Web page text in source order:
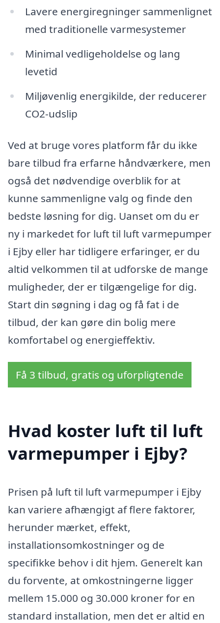
Lavere energiregninger sammenlignet
med traditionelle varmesystemer
Minimal vedligeholdelse og lang
levetid
Miljøvenlig energikilde, der reducerer
CO2-udslip
Ved at bruge vores platform får du ikke
bare tilbud fra erfarne håndværkere, men
også det nødvendige overblik for at
kunne sammenligne valg og finde den
bedste løsning for dig. Uanset om du er
ny i markedet for luft til luft varmepumper
i Ejby eller har tidligere erfaringer, er du
altid velkommen til at udforske de mange
muligheder, der er tilgængelige for dig.
Start din søgning i dag og få fat i de
tilbud, der kan gøre din bolig mere
komfortabel og energieffektiv.
Få 3 tilbud, gratis og uforpligtende
Hvad koster luft til luft
varmepumper i Ejby?
Prisen på luft til luft varmepumper i Ejby
kan variere afhængigt af flere faktorer,
herunder mærket, effekt,
installationsomkostninger og de
specifikke behov i dit hjem. Generelt kan
du forvente, at omkostningerne ligger
mellem 15.000 og 30.000 kroner for en
standard installation, men det er altid en